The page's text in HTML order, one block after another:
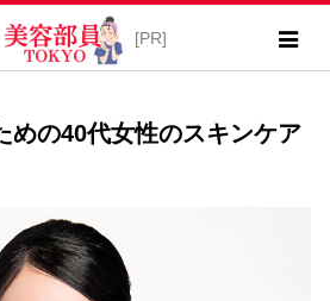
めの40代女性のスキンケア